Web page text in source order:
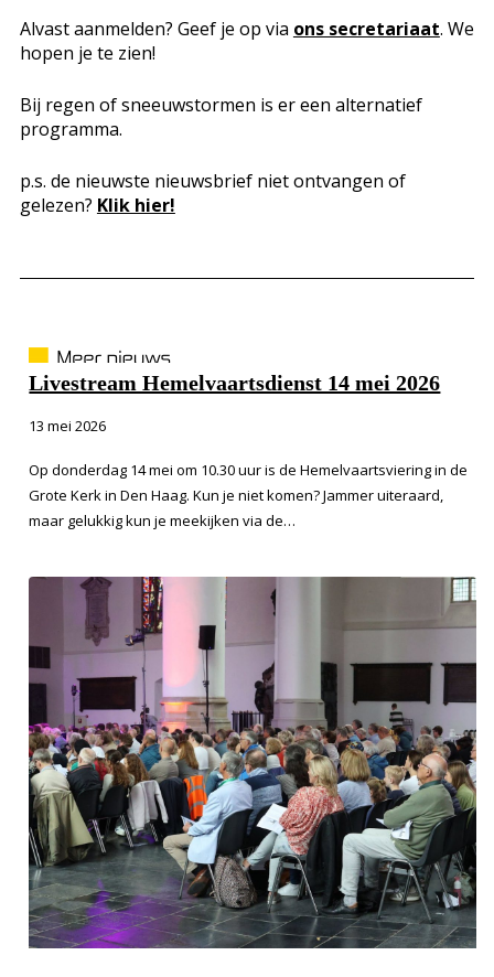
Alvast aanmelden? Geef je op via ons secretariaat. We
hopen je te zien!
Bij regen of sneeuwstormen is er een alternatief
programma.
p.s. de nieuwste nieuwsbrief niet ontvangen of
gelezen? Klik hier!
Livestream Hemelvaartsdienst 14 mei 2026
13 mei 2026
Op donderdag 14 mei om 10.30 uur is de Hemelvaartsviering in de
Grote Kerk in Den Haag. Kun je niet komen? Jammer uiteraard,
maar gelukkig kun je meekijken via de…